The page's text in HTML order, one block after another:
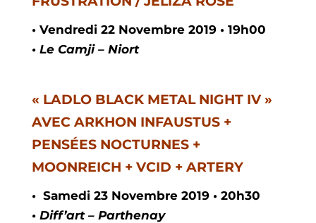
• Vendredi 22 Novembre 2019 • 19h00
• Le Camji – Niort
« LADLO BLACK METAL NIGHT IV »
AVEC ARKHON INFAUSTUS +
PENSÉES NOCTURNES +
MOONREICH + VCID + ARTERY
• Samedi 23 Novembre 2019 • 20h30
• Diff’art – Parthenay